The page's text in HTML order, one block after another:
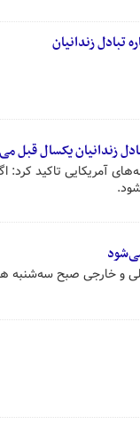
تبادل زندانیان
زندانیان یکسال قبل
آمریکایی تاکید کرد:
و خارجی صبح سه‌شنبه